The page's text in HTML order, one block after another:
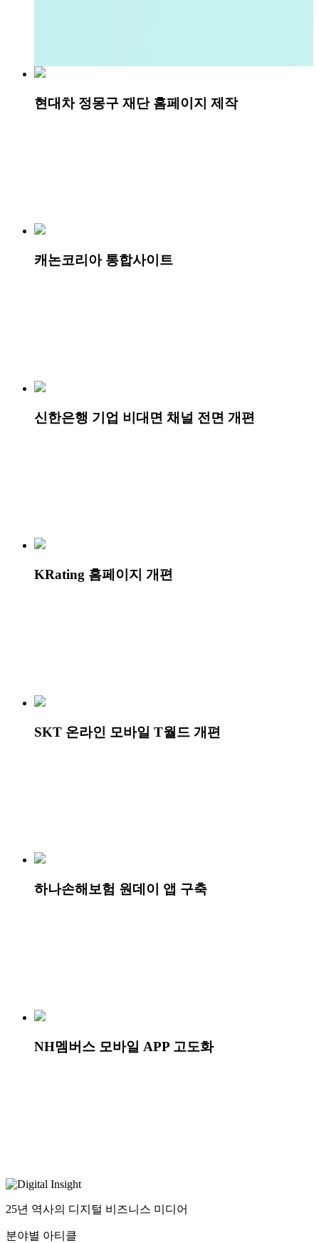
현대차 정몽구 재단 홈페이지 제작
캐논코리아 통합사이트
신한은행 기업 비대면 채널 전면 개편
KRating 홈페이지 개편
SKT 온라인 모바일 T월드 개편
하나손해보험 원데이 앱 구축
NH멤버스 모바일 APP 고도화
25년 역사의 디지털 비즈니스 미디어
분야별 아티클